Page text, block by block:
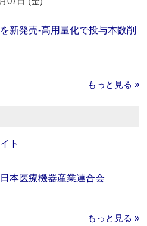
新発売‐高用量化で投与本数削
もっと見る »
ト
本医療機器産業連合会
もっと見る »